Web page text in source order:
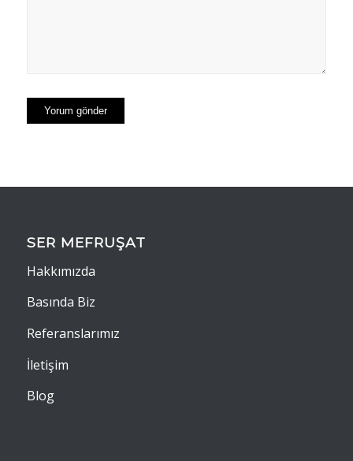
SER MEFRUŞAT
Hakkımızda
Basında Biz
Referanslarımız
İletişim
Blog